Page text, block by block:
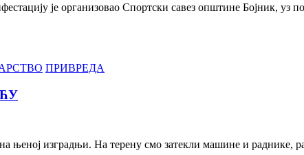
је организовао Спортски савез општине Бојник, уз
ПРИВРЕДА
њеној изградњи. На терену смо затекли машине и